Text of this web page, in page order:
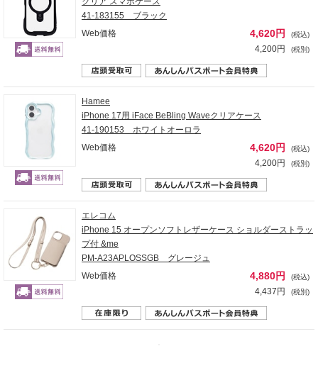
41-183155 ブラック
Web価格
4,620円 (税込)
4,200円 (税別)
Hamee
iPhone 17用 iFace BeBling Waveクリアケース
41-190153 ホワイトオーロラ
Web価格
4,620円 (税込)
4,200円 (税別)
エレコム
iPhone 15 オープンソフトレザーケース ショルダーストラッ
プ付 &me
PM-A23APLOSSGB グレージュ
Web価格
4,880円 (税込)
4,437円 (税別)